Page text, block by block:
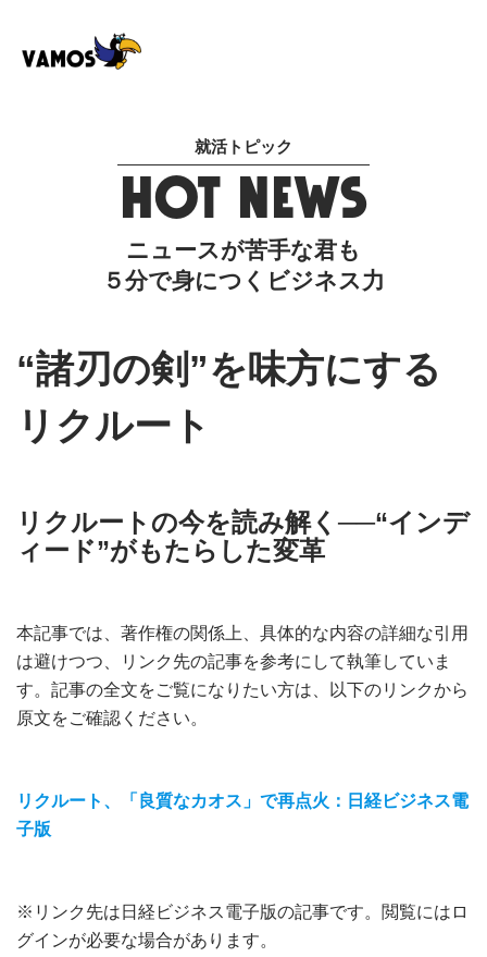
就活トピック
HOT NEWS
ニュースが苦手な君も
５分で身につくビジネス力
“諸刃の剣”を味方にする
リクルート
リクルートの今を読み解く──“インデ
ィード”がもたらした変革
本記事では、著作権の関係上、具体的な内容の詳細な引用
は避けつつ、リンク先の記事を参考にして執筆していま
す。記事の全文をご覧になりたい方は、以下のリンクから
原文をご確認ください。
リクルート、「良質なカオス」で再点火：日経ビジネス電
子版
※リンク先は日経ビジネス電子版の記事です。閲覧にはロ
グインが必要な場合があります。